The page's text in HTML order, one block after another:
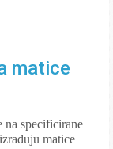
matice
na specificirane
matice